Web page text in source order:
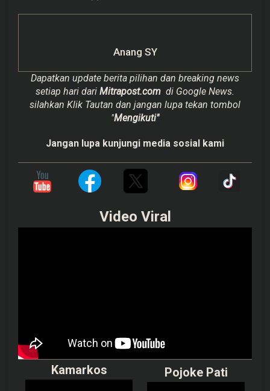
Anang SY
Dapatkan update berita pilihan dan breaking news
setiap hari dari Mitrapost.com di Google News.
silahkan Klik Tautan dan jangan lupa tekan tombol
"Mengikuti"
Jangan lupa kunjungi media sosial kami
Video Viral
Kamarkos Pojoke Pati